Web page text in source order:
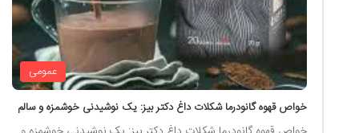
عمومی
خواص قهوه گانودرما شکلات داغ دکتر بیز: یک نوشیدنی خوشمزه و سالم